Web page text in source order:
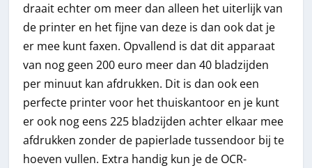
draait echter om meer dan alleen het uiterlijk van
de printer en het fijne van deze is dan ook dat je
er mee kunt faxen. Opvallend is dat dit apparaat
van nog geen 200 euro meer dan 40 bladzijden
per minuut kan afdrukken. Dit is dan ook een
perfecte printer voor het thuiskantoor en je kunt
er ook nog eens 225 bladzijden achter elkaar mee
afdrukken zonder de papierlade tussendoor bij te
hoeven vullen. Extra handig kun je de OCR-